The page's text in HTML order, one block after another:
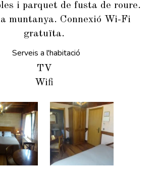
i parquet de fusta de roure.
muntanya. Connexió Wi-Fi
gratuïta.
Serveis a l'habitació
TV
Wifi